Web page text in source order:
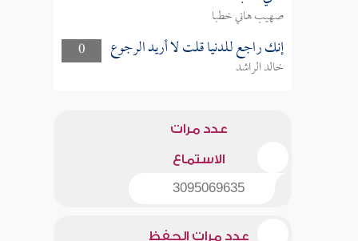
صهيب هاني خطبا
0
إنك راجع للدنيا قلت لا أريد الرجوع
خالد الراشد
عدد مرات
الاستماع
3095069635
عدد مرات الحفظ